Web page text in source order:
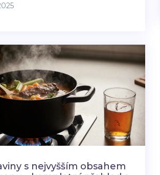
s nejvyšším obsahem